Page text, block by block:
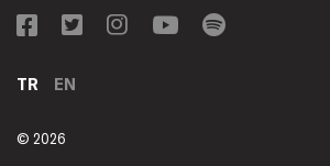
TR EN
© 2026